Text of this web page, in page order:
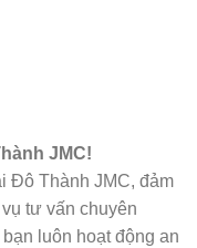
JMC!
Đô Thành JMC, đảm
tư vấn chuyên
luôn hoạt động an